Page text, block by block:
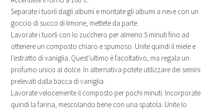
Separate i tuorli dagli albumi e montate gli albumi a neve con un
goccio di succo di limone, mettete da parte.
Lavorate i tuorli con lo zucchero per almeno 5 minuti fino ad
ottenere un composto chiaro e spumoso. Unite quindi il miele e
l’estratto di vaniglia. Quest’ultimo è facoltativo, ma regala un
profumo unico al dolce. In alternativa potete utilizzare dei semini
prelevati dalla bacca di vaniglia.
Lavorate velocemente il composto per pochi minuti. Incorporate
quindi la farina, mescolando bene con una spatola. Unite lo